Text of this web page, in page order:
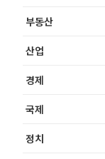
부동산
산업
경제
국제
정치